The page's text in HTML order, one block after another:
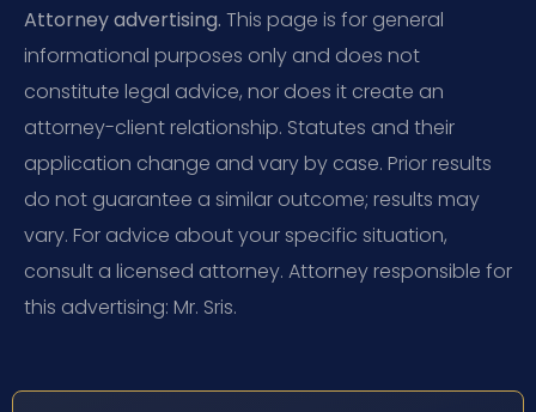
Attorney advertising. This page is for general
informational purposes only and does not
constitute legal advice, nor does it create an
attorney-client relationship. Statutes and their
application change and vary by case. Prior results
do not guarantee a similar outcome; results may
vary. For advice about your specific situation,
consult a licensed attorney. Attorney responsible for
this advertising: Mr. Sris.